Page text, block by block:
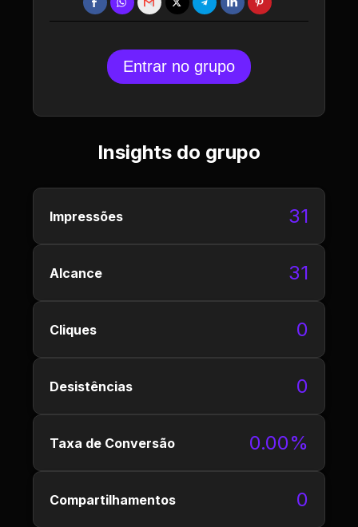
Entrar no grupo
Insights do grupo
Impressões 31
Alcance 31
Cliques 0
Desistências 0
Taxa de Conversão 0.00%
Compartilhamentos 0